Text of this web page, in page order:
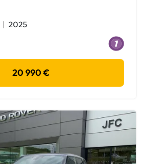
2025
20 990 €